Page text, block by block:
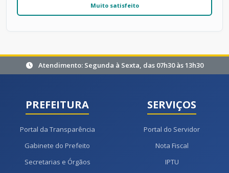
Muito satisfeito
Atendimento: Segunda à Sexta, das 07h30 às 13h30
PREFEITURA
Portal da Transparência
Gabinete do Prefeito
Secretarias e Órgãos
SERVIÇOS
Portal do Servidor
Nota Fiscal
IPTU